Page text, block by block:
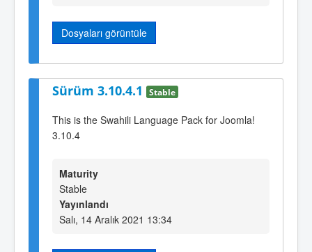
Dosyaları görüntüle
Sürüm 3.10.4.1 Stable
This is the Swahili Language Pack for Joomla!
3.10.4
Maturity
Stable
Yayınlandı
Salı, 14 Aralık 2021 13:34